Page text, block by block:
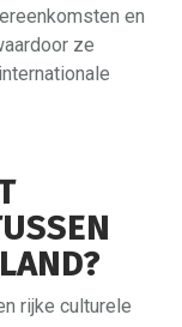
en
ze
rijke culturele